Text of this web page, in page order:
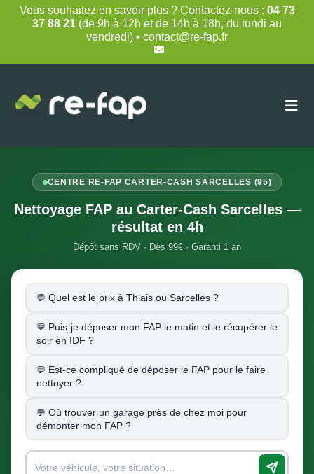
Vous souhaitez en savoir plus ? Contactez-nous : 04 73
37 88 21 (de 9h à 12h et de 14h à 18h, du lundi au
vendredi) • contact@re-fap.fr
CENTRE RE-FAP CARTER-CASH SARCELLES (95)
Nettoyage FAP au Carter-Cash Sarcelles —
résultat en 4h
Dépôt sans RDV · Dès 99€ · Garanti 1 an
Quel est le prix à Thiais ou Sarcelles ?
Puis-je déposer mon FAP le matin et le récupérer le
soir en IDF ?
Est-ce compliqué de déposer le FAP pour le faire
nettoyer ?
Où trouver un garage près de chez moi pour
démonter mon FAP ?